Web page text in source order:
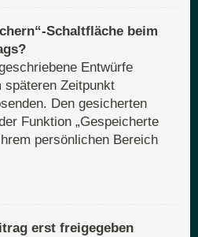
Schaltfläche beim
Entwürfe
späteren Zeitpunkt
Den gesicherten
Funktion „Gespeicherte
persönlichen Bereich
erst freigegeben